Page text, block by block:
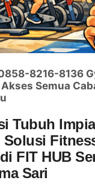
8216-8136
Semua
Tubuh
FIT HUB
Sari